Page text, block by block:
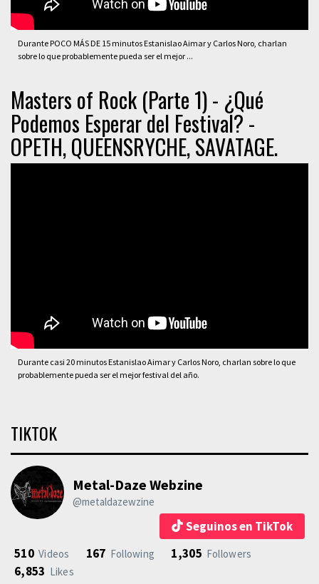
Durante POCO MÁS DE 15 minutos Estanislao Aimar y Carlos Noro, charlan
sobre lo que probablemente pueda ser el mejor ...
Masters of Rock (Parte 1) - ¿Qué
Podemos Esperar del Festival? -
OPETH, QUEENSRYCHE, SAVATAGE.
Durante casi 20 minutos Estanislao Aimar y Carlos Noro, charlan sobre lo que
probablemente pueda ser el mejor festival del año.
TIKTOK
Metal-Daze Webzine
@metaldazewzine
Seguinos en TikTok
510 Videos 167 Following 1,305 Followers
6,853 Likes